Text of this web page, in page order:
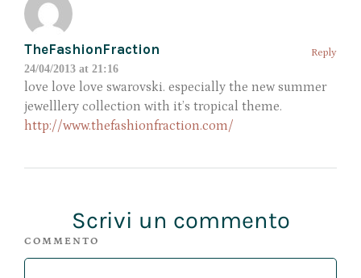
TheFashionFraction
24/04/2013 at 21:16
Reply
love love love swarovski. especially the new summer
jewelllery collection with it’s tropical theme.
http://www.thefashionfraction.com/
Scrivi un commento
COMMENTO